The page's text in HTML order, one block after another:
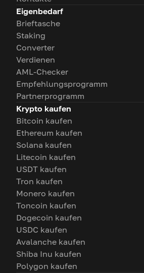
Eigenbedarf
Brieftasche
Staking
Converter
Verdienen
AML-Checker
Empfehlungsprogramm
Partnerprogramm
Krypto kaufen
Bitcoin kaufen
Ethereum kaufen
Solana kaufen
Litecoin kaufen
USDT kaufen
Tron kaufen
Monero kaufen
Toncoin kaufen
Dogecoin kaufen
USDC kaufen
Avalanche kaufen
Shiba Inu kaufen
Polygon kaufen